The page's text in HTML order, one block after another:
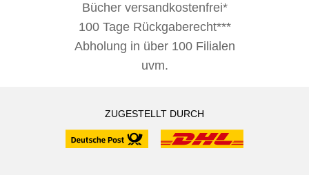
Bücher versandkostenfrei*
100 Tage Rückgaberecht***
Abholung in über 100 Filialen
uvm.
ZUGESTELLT DURCH